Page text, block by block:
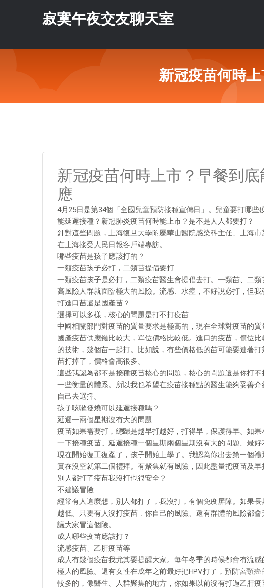
寂寞午夜交友聊天室
新冠疫苗何時
新冠疫苗何時上市？早餐到
應
4月25日是第34個「全國兒童預防接種宣傳日」。兒童要打哪些
能延遲接種？新冠肺炎疫苗何時能上市？是不是人人都要打？
針對這些問題，上海復旦大學附屬華山醫院感染科主任、上海
在上海接受人民日報客戶端專訪。
哪些疫苗是孩子應該打的？
一類疫苗孩子必打，二類苗提倡要打
一類疫苗孩子是必打，二類疫苗醫生會提倡去打。一類苗、二類
高風險人群就面臨極大的風險。流感、水痘，不好說必打，但我
打進口苗還是國產苗？
選擇可以多樣，核心的問題是打不打疫苗
中國相關部門對疫苗的質量要求是極高的，現在全球對疫苗的
國產疫苗供應鏈比較大，單位價格比較低。進口的疫苗，價位
的技術，幾個苗一起打。比如說，有些價格低的苗可能要連著
苗打掉了，價格會高很多。
這些我認為都不是接種疫苗核心的問題，核心的問題還是你打
一些衡量的體系。所以我也希望在疫苗接種點的醫生能夠妥善
自己去選擇。
孩子咳嗽發燒可以延遲接種嗎？
延遲一兩個星期沒有大的問題
疫苗如果需要打，總歸是越早打越好，打得早，保護得早。如
一下接種疫苗。延遲接種一個星期兩個星期沒有大的問題。最好
現在開始復工復產了，孩子開始上學了。我認為你出去第一個
實在沒空就第二個禮拜。有聚集就有風險，因此盡量把疫苗及早
別人都打了疫苗我沒打也很安全？
不建議冒險
經常有人這麼想，別人都打了，我沒打，有個免疫屏障。如果
越低。只要有人沒打疫苗，你自己的風險、還有群體的風險都
議大家冒這個險。
成人哪些疫苗應該打？
流感疫苗、乙肝疫苗等
成人有幾個疫苗我尤其要提醒大家。每年冬季的時候都會有流
極大的風險。還有女性在成年之前最好把HPV打了，預防宮頸
較多的，像醫生、人群聚集的地方，你如果以前沒有打過乙肝疫